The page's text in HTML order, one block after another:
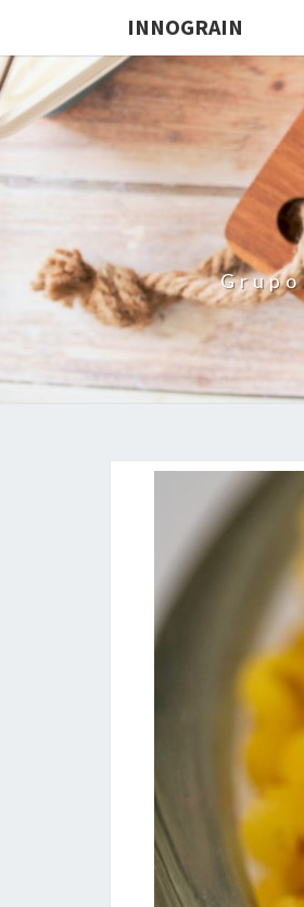
INNOGRAIN